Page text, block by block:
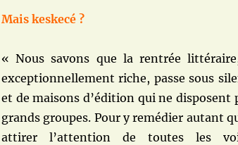
Mais keskecé ?
«Nous savons que la rentrée
exceptionnellement riche, passe sous
et de maisons d’édition qui ne disposent
grands groupes. Pour y remédier autant
attirer l’attention de toutes les